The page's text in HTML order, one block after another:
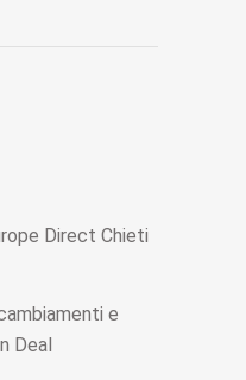
Direct Chieti
e
Deal